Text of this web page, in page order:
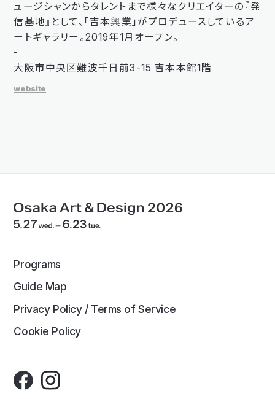
ュージシャンからタレントまで様々なクリエイターの『発
信基地』として、「吉本興業」がプロデュースしているア
ートギャラリー。2019年1月オープン。
-
大阪市中央区難波千日前3-15 吉本本館1階
website
Programs
Guide Map
Privacy Policy / Terms of Service
Cookie Policy